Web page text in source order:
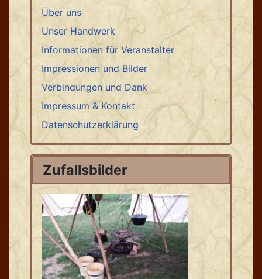
Über uns
Unser Handwerk
Informationen für Veranstalter
Impressionen und Bilder
Verbindungen und Dank
Impressum & Kontakt
Datenschutzerklärung
Zufallsbilder